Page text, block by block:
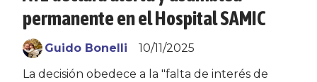
permanente en el Hospital SAMIC
La decisión obedece a la "falta de interés de
10/11/2025
Guido Bonelli